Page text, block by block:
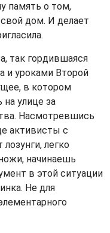
память о том,
дом. И делает
так гордившаяся
и уроками Второй
в котором
улице за
Насмотревшись
активисты с
легко
начинаешь
в этой ситуации
Не для